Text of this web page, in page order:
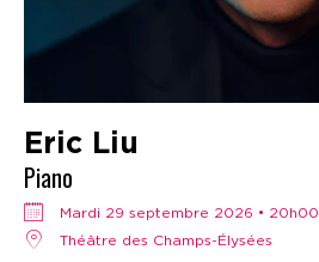
Eric Liu
Piano
mardi 29 septembre 2026 • 20h00
Théâtre des Champs-Élysées